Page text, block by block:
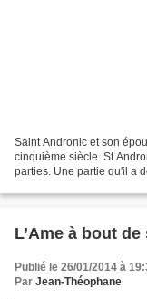
Saint Andronic et son
cinquième siècle. St
parties. Une partie qu'il a
L’Ame à bout
Publié le 26/01/2014 à
Par Jean-Théophane